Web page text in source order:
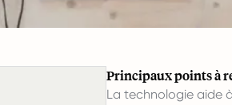
Principaux points à
La technologie aide